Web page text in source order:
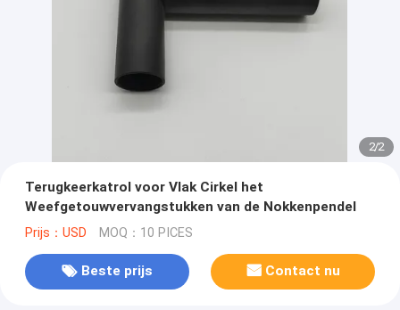
2/2
Terugkeerkatrol voor Vlak Cirkel het
Weefgetouwvervangstukken van de Nokkenpendel
Prijs：USD MOQ：10 PICES
Beste prijs Contact nu